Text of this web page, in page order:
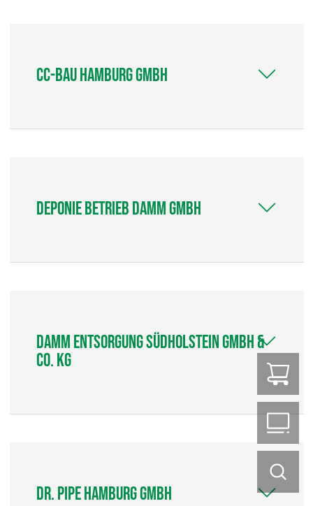
CC-Bau Hamburg GmbH
Deponie Betrieb Damm GmbH
Damm Entsorgung Südholstein GmbH &
Co. KG
DR. PIPE Hamburg GmbH